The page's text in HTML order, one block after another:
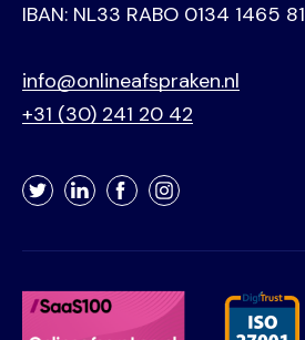
IBAN: NL33 RABO 0134 1465 81
info@onlineafspraken.nl
+31 (30) 241 20 42
TwitterLinkedInFacebookInstagram